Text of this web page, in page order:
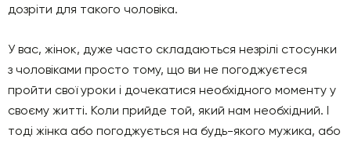
дозріти для такого чоловіка.
У вас, жінок, дуже часто складаються незрілі стосунки
з чоловіками просто тому, що ви не погоджуєтеся
пройти свої уроки і дочекатися необхідного моменту у
своєму житті. Коли прийде той, який нам необхідний. І
тоді жінка або погоджується на будь-якого мужика, або